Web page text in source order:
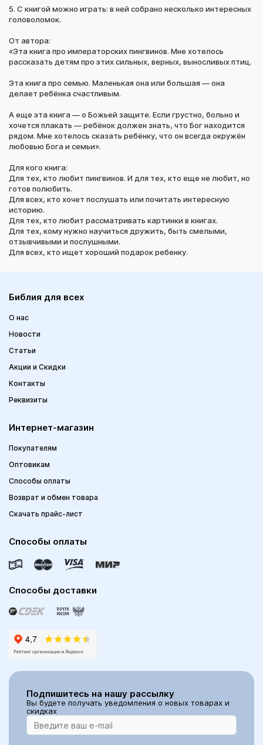
5. С книгой можно играть: в ней собрано несколько интересных
головоломок.
От автора:
«Эта книга про императорских пингвинов. Мне хотелось
рассказать детям про этих сильных, верных, выносливых птиц.
Эта книга про семью. Маленькая она или большая — она
делает ребёнка счастливым.
А еще эта книга — о Божьей защите. Если грустно, больно и
хочется плакать — ребёнок должен знать, что Бог находится
рядом. Мне хотелось сказать ребёнку, что он всегда окружён
любовью Бога и семьи».
Для кого книга:
Для тех, кто любит пингвинов. И для тех, кто еще не любит, но
готов полюбить.
Для всех, кто хочет послушать или почитать интересную
историю.
Для тех, кто любит рассматривать картинки в книгах.
Для тех, кому нужно научиться дружить, быть смелыми,
отзывчивыми и послушными.
Для всех, кто ищет хороший подарок ребенку.
Библия для всех
О нас
Новости
Статьи
Акции и Скидки
Контакты
Реквизиты
Интернет-магазин
Покупателям
Оптовикам
Способы оплаты
Возврат и обмен товара
Скачать прайс-лист
Способы оплаты
Способы доставки
Подпишитесь на нашу рассылку
Вы будете получать уведомления о новых товарах и
скидках